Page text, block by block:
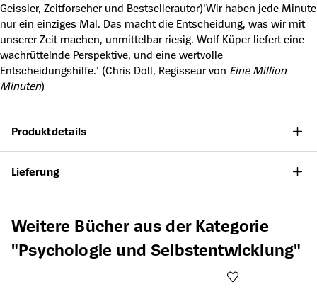
Geissler, Zeitforscher und Bestsellerautor)'Wir haben jede Minute
nur ein einziges Mal. Das macht die Entscheidung, was wir mit
unserer Zeit machen, unmittelbar riesig. Wolf Küper liefert eine
wachrüttelnde Perspektive, und eine wertvolle
Entscheidungshilfe.' (Chris Doll, Regisseur von Eine Million
Minuten)
Produktdetails
Lieferung
Produktgalerie überspringen
Weitere Bücher aus der Kategorie
"Psychologie und Selbstentwicklung"